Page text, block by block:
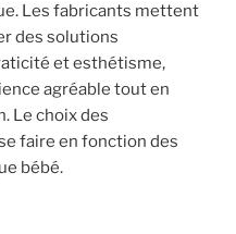
Les fabricants mettent
des solutions
et esthétisme,
agréable tout en
Le choix des
faire en fonction des
bébé.